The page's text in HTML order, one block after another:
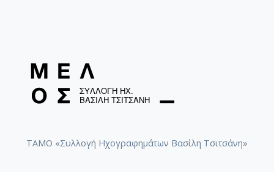
ΤΑΜΟ «Συλλογή Ηχογραφημάτων Βασίλη Τσιτσάνη»